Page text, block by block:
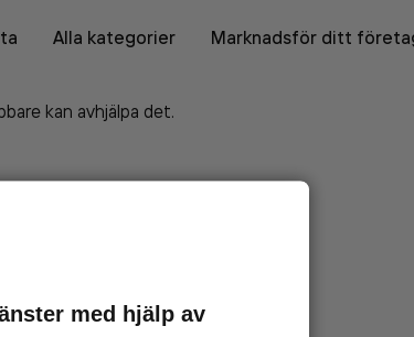
Alla kategorier Marknadsför ditt
kan avhjälpa det.
med hjälp av